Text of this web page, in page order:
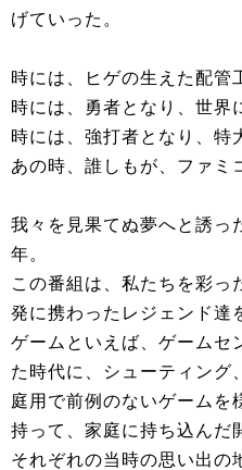
げていった。
時には、ヒゲの生えた配管
時には、勇者となり、世界
時には、強打者となり、特
あの時、誰しもが、ファミ
我々を見果てぬ夢へと誘っ
年。
この番組は、私たちを彩っ
発に携わったレジェンド達
ゲームといえば、ゲームセ
た時代に、シューティング
庭用で前例のないゲームを
持って、家庭に持ち込んだ
それぞれの当時の思い出の